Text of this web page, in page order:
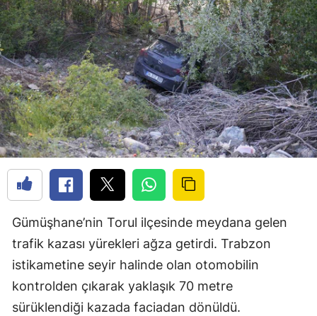
Gümüşhane’nin Torul ilçesinde meydana gelen
trafik kazası yürekleri ağza getirdi. Trabzon
istikametine seyir halinde olan otomobilin
kontrolden çıkarak yaklaşık 70 metre
sürüklendiği kazada faciadan dönüldü.